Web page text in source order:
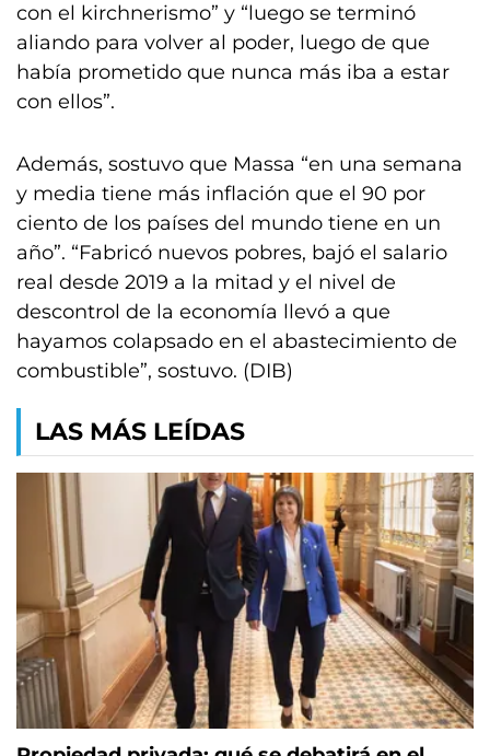
con el kirchnerismo” y “luego se terminó
aliando para volver al poder, luego de que
había prometido que nunca más iba a estar
con ellos”.
Además, sostuvo que Massa “en una semana
y media tiene más inflación que el 90 por
ciento de los países del mundo tiene en un
año”. “Fabricó nuevos pobres, bajó el salario
real desde 2019 a la mitad y el nivel de
descontrol de la economía llevó a que
hayamos colapsado en el abastecimiento de
combustible”, sostuvo. (DIB)
LAS MÁS LEÍDAS